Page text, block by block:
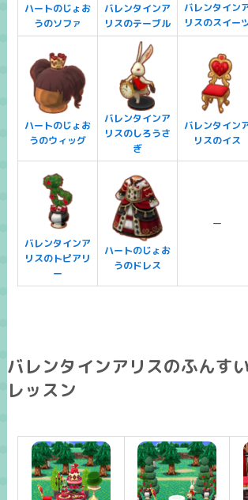
ハートのじょお
うのソファ
バレンタインア
リスのテーブル
バレンタイン
リスのスイー
ハートのじょお
うのウィッグ
バレンタインア
リスのしろうさ
ぎ
バレンタイン
リスのイス
バレンタインア
リスのトピアリ
ー
ハートのじょお
うのドレス
ー
バレンタインアリスのふんす
レッスン